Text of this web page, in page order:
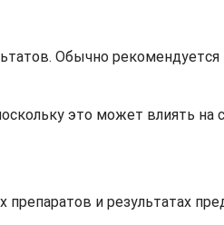
Обычно
это может влиять на
и результатах